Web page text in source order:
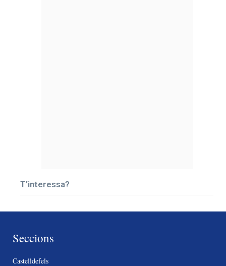
T’interessa?
Seccions
Castelldefels